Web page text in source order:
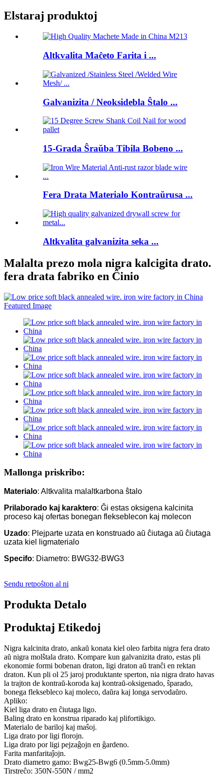
Elstaraj produktoj
Altkvalita Maĉeto Farita i ...
Galvanizita / Neoksidebla Ŝtalo ...
15-Grada Ŝraŭba Tibila Bobeno ...
Fera Drata Materialo Kontraŭrusa ...
Altkvalita galvanizita seka ...
Malalta prezo mola nigra kalcigita drato.
fera drata fabriko en Ĉinio
Mallonga priskribo:
Materialo: Altkvalita malaltkarbona ŝtalo
Prilaborado kaj karaktero: Ĝi estas oksigena kalcinita
proceso kaj ofertas bonegan flekseblecon kaj molecon
Uzado: Plejparte uzata en konstruado aŭ ĉiutaga aŭ ĉiutaga
uzata kiel ligmaterialo
Specifo: Diametro: BWG32-BWG3
Sendu retpoŝton al ni
Produkta Detalo
Produktaj Etikedoj
Nigra kalcinita drato, ankaŭ konata kiel oleo farbita nigra fera drato
aŭ nigra molŝtala drato. Kompare kun galvanizita drato, estas pli
ekonomie formi bobenan draton, ligi draton aŭ tranĉi en rektan
draton. Kun pli ol 25 jaroj produktante sperton, nia nigra drato havas
la trajton de kontraŭ-koroda kaj kontraŭ-oksigenado, ŝparado,
bonega fleksebleco kaj moleco, daŭra kaj longa servodaŭro.
Apliko:
Kiel liga drato en ĉiutaga ligo.
Baling drato en konstrua riparado kaj plifortikigo.
Materialo de bariloj kaj maŝoj.
Liga drato por ligi florojn.
Liga drato por ligi pejzaĝojn en ĝardeno.
Farita manfaritaĵojn.
Drato diametro gamo: Bwg25-Bwg6 (0.5mm-5.0mm)
Tirstreĉo: 350N-550N / mm2